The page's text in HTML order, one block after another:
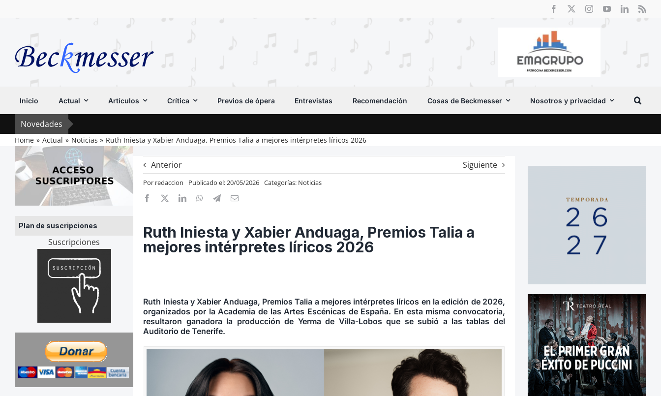
Inicio Actual Artículos Crítica Previos de ópera Entrevistas Recomendación Cosas de Beckmesser Nosotros y privacidad
Novedades
Home Actual Noticias Ruth Iniesta y Xabier Anduaga, Premios Talia a mejores intérpretes líricos 2026
Plan de suscripciones
Suscripciones
Anterior Siguiente
Por redaccion Publicado el: 20/05/2026 Categorías: Noticias
Ruth Iniesta y Xabier Anduaga, Premios Talia a
mejores intérpretes líricos 2026
Ruth Iniesta y Xabier Anduaga, Premios Talia a mejores intérpretes líricos en la edición de 2026,
organizados por la Academia de las Artes Escénicas de España. En esta misma convocatoria,
resultaron ganadora la producción de Yerma de Villa-Lobos que se subió a las tablas del
Auditorio de Tenerife.